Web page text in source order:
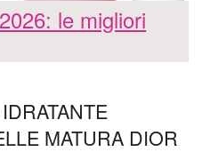
le migliori
MATURA DIOR